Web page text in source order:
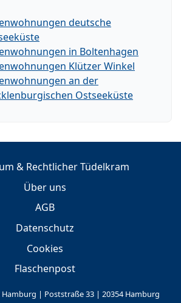
deutsche
in Boltenhagen
Klützer Winkel
an der
Ostseeküste
& Rechtlicher Tüdelkram
Über uns
AGB
Datenschutz
Cookies
Flaschenpost
| Poststraße 33 | 20354 Hamburg